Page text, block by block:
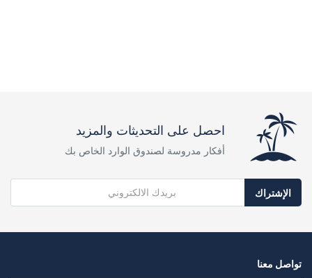
احصل على التحديثات والمزيد
أفكار مدروسة لصندوق الوارد الخاص بك
الإشتراك
تواصل معنا